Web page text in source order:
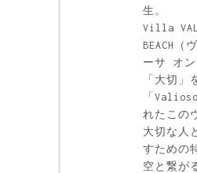
生。
Villa
BEACH（
ーサ オン
「大切」
「
れたこの
大切な人
すための
空と繋が